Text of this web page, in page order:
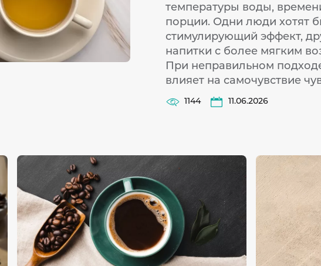
температуры воды,
порции. Одни люди хотят
стимулирующий эффект,
напитки с более мягким
При неправильном
влияет на самочувствие
1144 11.06.2026